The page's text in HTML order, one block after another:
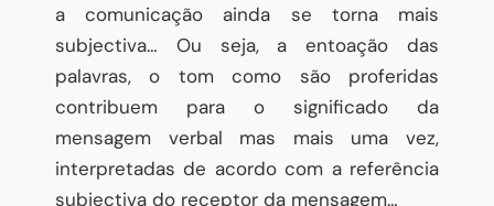
a comunicação ainda se torna mais
subjectiva… Ou seja, a entoação das
palavras, o tom como são proferidas
contribuem para o significado da
mensagem verbal mas mais uma vez,
interpretadas de acordo com a referência
subjectiva do receptor da mensagem…